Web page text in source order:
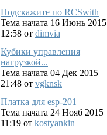
Подскажите по RCSwith
Тема начата 16 Июнь 2015
12:58 от dimvia
Кубики управления
нагрузкой...
Тема начата 04 Дек 2015
21:48 от vgknsk
Платка для esp-201
Тема начата 24 Нояб 2015
11:19 от kostyankin